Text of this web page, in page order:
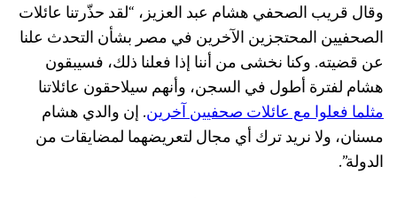
وقال قريب الصحفي هشام عبد العزيز، “لقد حذّرتنا عائلات
الصحفيين المحتجزين الآخرين في مصر بشأن التحدث علنا
عن قضيته. وكنا نخشى من أننا إذا فعلنا ذلك، فسيبقون
هشام لفترة أطول في السجن، وأنهم سيلاحقون عائلاتنا
مثلما فعلوا مع عائلات صحفيين آخرين. إن والدي هشام
مسنان، ولا نريد ترك أي مجال لتعريضهما لمضايقات من
الدولة”.